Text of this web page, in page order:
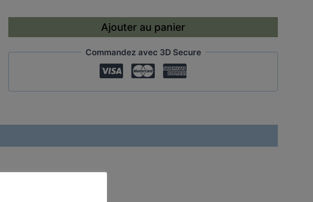
encens
et
Ajouter au panier
Commandez avec 3D Secure